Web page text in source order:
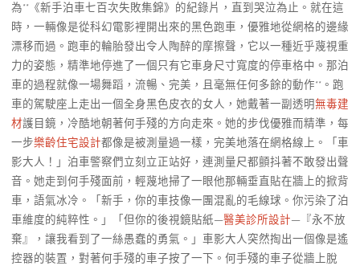
為**《新手泊車七百次失敗集錦》的紀錄片，直到哭泣為止。就在這
時，一輛像是從科幻電影裡開出來的黑色跑車，優雅地從網格的邊緣
漂移而過。跑車的輪胎發出令人陶醉的摩擦聲，它以一種近乎蔑視重
力的姿態，精準地停進了一個只有它車身尺寸寬度的停車格中。那泊
車的過程就像一場舞蹈，流暢、完美，且毫無任何多餘的動作**。跑
車的駕駛座上走出一個全身黑色皮衣的女人，她戴著一副透明無毒建
材護目鏡，冷酷地朝著何手殘的方向走來。她的步伐優雅而精準，每
一步樂齡住宅設計都像是被測量過一樣，完美地落在網格線上。「車
影大人！」泊車警察們立刻立正站好，連測量尺都顫抖著不敢發出聲
音。她走到何手殘面前，輕蔑地掃了一眼他那輛垂直貼在牆上的掀背
車，語氣冰冷。「新手，你的車技像一團混亂的毛線球。你污染了泊
車維度的純粹性。」「但你的後視鏡貼紙—醫美診所設計—『永不放
棄』，讓我看到了一絲愚蠢的勇氣。」車影大人突然掏出一個像是遙
控器的裝置，對著何手殘的車子按了一下。何手殘的車子從牆上脫